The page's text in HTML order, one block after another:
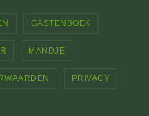
GASTENBOEK
MANDJE
PRIVACY